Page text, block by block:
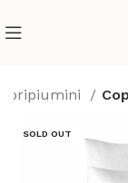
SOLD OUT